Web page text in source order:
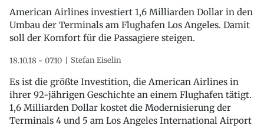
American Airlines investiert 1,6 Milliarden Dollar in den
Umbau der Terminals am Flughafen Los Angeles. Damit
soll der Komfort für die Passagiere steigen.
18.10.18 - 07:10 Stefan Eiselin
Es ist die größte Investition, die American Airlines in
ihrer 92-jährigen Geschichte an einem Flughafen tätigt.
1,6 Milliarden Dollar kostet die Modernisierung der
Terminals 4 und 5 am Los Angeles International Airport